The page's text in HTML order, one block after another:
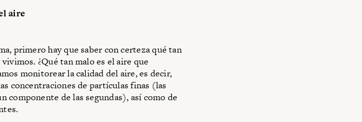
aire
primero hay que saber con certeza qué tan
¿Qué tan malo es el aire que
monitorear la calidad del aire, es decir,
concentraciones de partículas finas (las
componente de las segundas), así como de